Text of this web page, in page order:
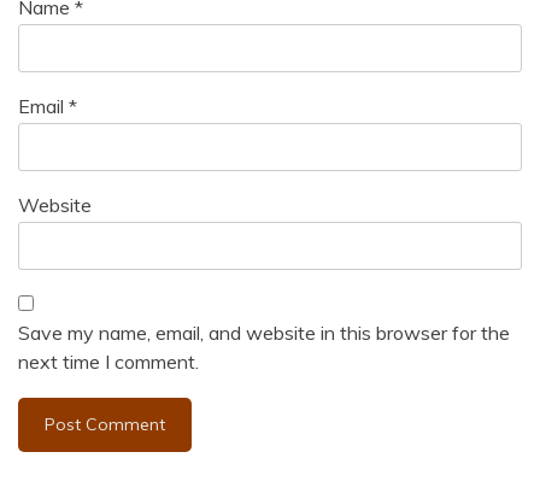
Name *
Email *
Website
Save my name, email, and website in this browser for the
next time I comment.